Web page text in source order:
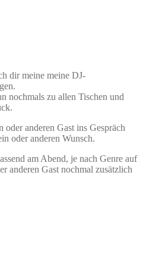
dir meine meine DJ-
nochmals zu allen Tischen und
anderen Gast ins Gespräch
oder anderen Wunsch.
am Abend, je nach Genre auf
anderen Gast nochmal zusätzlich